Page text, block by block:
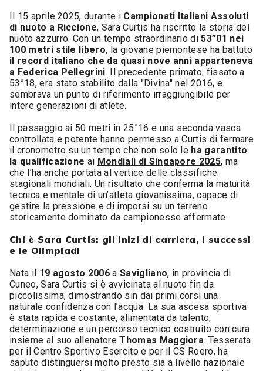
Il 15 aprile 2025, durante i Campionati Italiani Assoluti
di nuoto a Riccione, Sara Curtis ha riscritto la storia del
nuoto azzurro. Con un tempo straordinario di53”01 nei
100 metri stile libero, la giovane piemontese ha battuto
il record italiano che da quasi nove anni apparteneva
a Federica Pellegrini. Il precedente primato, fissato a
53”18, era stato stabilito dalla "Divina" nel 2016, e
sembrava un punto di riferimento irraggiungibile per
intere generazioni di atlete.
Il passaggio ai 50 metri in 25”16 e una seconda vasca
controllata e potente hanno permesso a Curtis di fermare
il cronometro su un tempo che non solo le ha garantito
la qualificazione ai Mondiali di Singapore 2025, ma
che l’ha anche portata al vertice delle classifiche
stagionali mondiali. Un risultato che conferma la maturità
tecnica e mentale di un’atleta giovanissima, capace di
gestire la pressione e di imporsi su un terreno
storicamente dominato da campionesse affermate.
Chi è Sara Curtis: gli inizi di carriera, i successi
e le Olimpiadi
Nata il 19 agosto 2006aSavigliano, in provincia di
Cuneo, Sara Curtis si è avvicinata al nuoto fin da
piccolissima, dimostrando sin dai primi corsi una
naturale confidenza con l’acqua. La sua ascesa sportiva
è stata rapida e costante, alimentata da talento,
determinazione e un percorso tecnico costruito con cura
insieme al suo allenatoreThomas Maggiora. Tesserata
per il Centro Sportivo Esercito e per il CS Roero, ha
saputo distinguersi molto presto sia a livello nazionale